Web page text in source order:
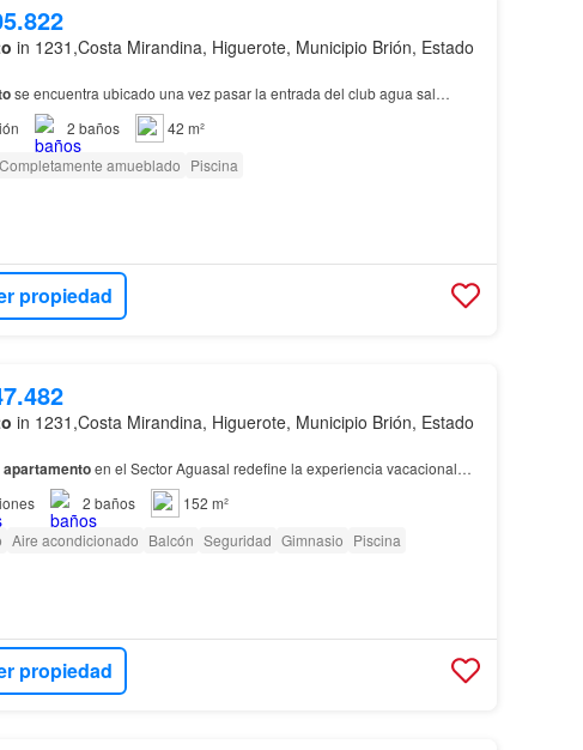
in 1231,Costa Mirandina, Higuerote, Municipio Brión, Estado
se encuentra ubicado una vez pasar la entrada del club agua sal…
2 baños
42 m²
Completamente amueblado Piscina
propiedad
in 1231,Costa Mirandina, Higuerote, Municipio Brión, Estado
apartamentoen el Sector Aguasal redefine la experiencia vacacional…
2 baños
152 m²
Aire acondicionado Balcón Seguridad Gimnasio Piscina
propiedad